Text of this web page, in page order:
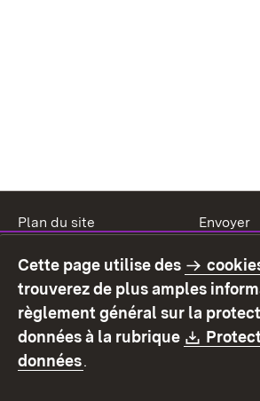
Plan du site
Envoyer
Mode d'emploi
Contact
Signaler
Cette page utilise des
trouverez de plus amples
règlement général sur la
données à la rubrique
données.